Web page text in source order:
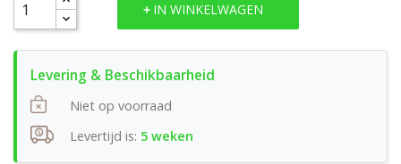
IN WINKELWAGEN
Niet op voorraad
Levertijd is: 5 weken